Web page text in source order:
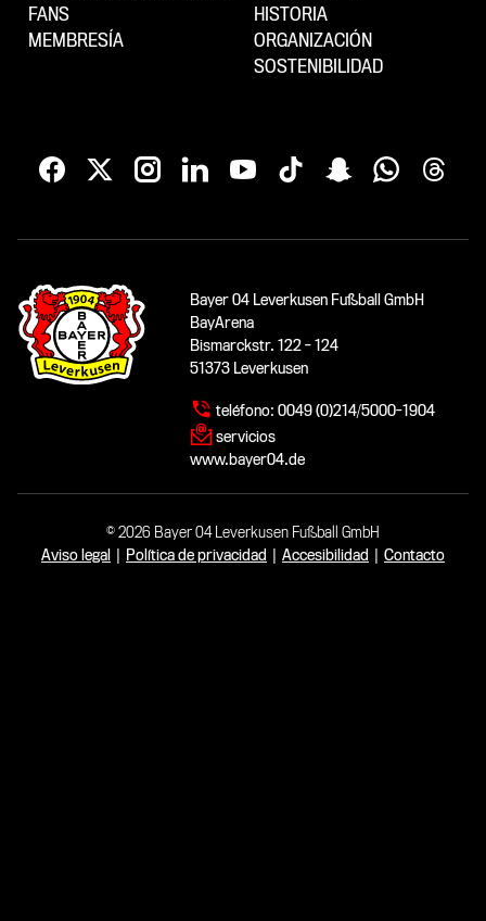
FANS
MEMBRESÍA
HISTORIA
ORGANIZACIÓN
SOSTENIBILIDAD
Bayer 04 Leverkusen Fußball GmbH
BayArena
Bismarckstr. 122 - 124
51373 Leverkusen
teléfono: 0049 (0)214/5000-1904
servicios
www.bayer04.de
© 2026 Bayer 04 Leverkusen Fußball GmbH
Aviso legal
Política de privacidad Accesibilidad Contacto